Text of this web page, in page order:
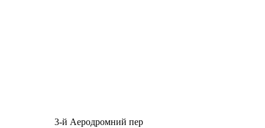
3-й Аеродромний пер